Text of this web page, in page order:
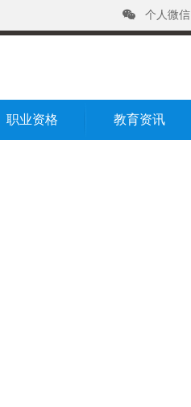
个人微信
职业资格 教育资讯